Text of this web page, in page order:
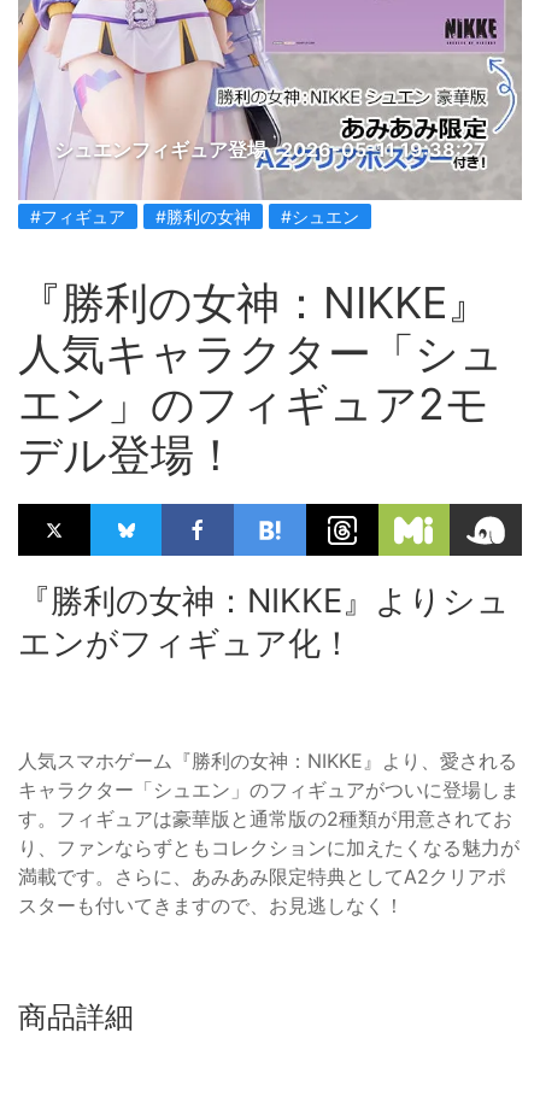
シュエンフィギュア登場 2026-05-11 19:38:27
#フィギュア #勝利の女神 #シュエン
『勝利の女神：NIKKE』
人気キャラクター「シュ
エン」のフィギュア2モ
デル登場！
『勝利の女神：NIKKE』よりシュ
エンがフィギュア化！
人気スマホゲーム『勝利の女神：NIKKE』より、愛される
キャラクター「シュエン」のフィギュアがついに登場しま
す。フィギュアは豪華版と通常版の2種類が用意されてお
り、ファンならずともコレクションに加えたくなる魅力が
満載です。さらに、あみあみ限定特典としてA2クリアポ
スターも付いてきますので、お見逃しなく！
商品詳細